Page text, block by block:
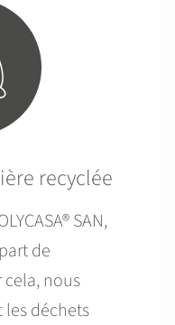
recyclée
SAN,
de
cela, nous
déchets